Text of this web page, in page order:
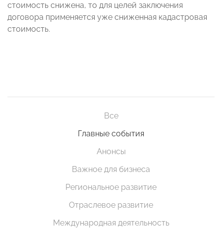
стоимость снижена, то для целей заключения
договора применяется уже сниженная кадастровая
стоимость.
Все
Главные события
Анонсы
Важное для бизнеса
Региональное развитие
Отраслевое развитие
Международная деятельность